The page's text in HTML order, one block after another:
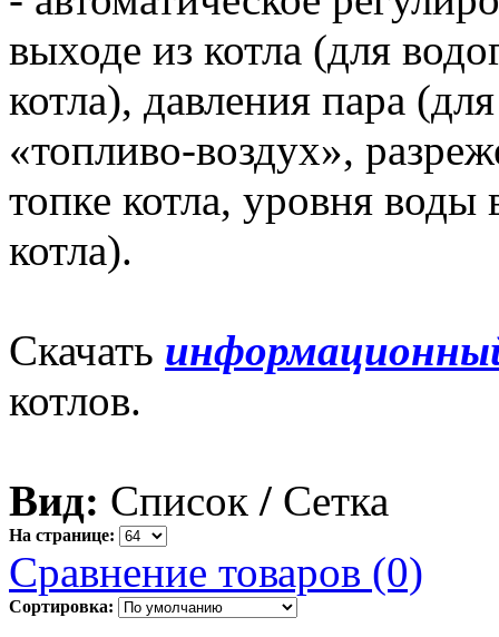
выходе из котла (для
котла), давления пара
«топливо-воздух»,
топке котла, уровня воды
котла).
Cкачать
котлов.
Вид: Список / Сетка
На странице:
Сравнение товаров (0)
Сортировка: